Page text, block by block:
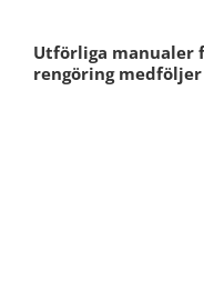
Utförliga manualer
rengöring